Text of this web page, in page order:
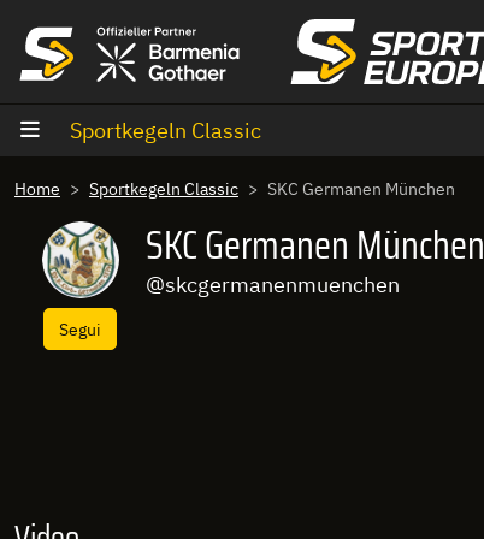
Sportkegeln Classic
Home Sportkegeln Classic SKC Germanen München
Segui
SKC Germanen München
@skcgermanenmuenchen